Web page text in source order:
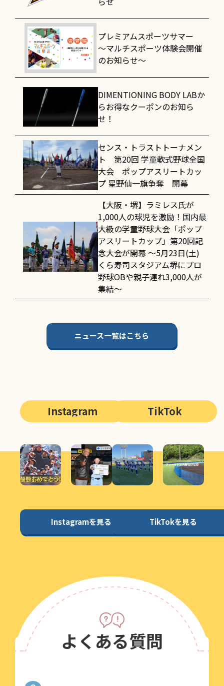
プレミアムスポーツサマー
～マルチスポーツ体験会開催
のお知らせ～
DIMENTIONING BODY LABか
らお得なクーポンのお知ら
せ！
センス・トラストトーナメン
ト 第20回 学童軟式野球全国
大会 ポップアスリートカッ
プ 星野仙一旗争奪 開幕
【大阪・堺】ラミレス氏が
1,000人の球児を激励！国内最
大級の学童野球大会「ポップ
アスリートカップ」第20回記
念大会が開幕 〜5月23日(土)
くら寿司スタジアム堺にプロ
野球OBや親子連れ3,000人が
集結〜
ニュース一覧はこちら
Instagram
Instagramを見る
TikTok
TikTokを見る
よくある質問